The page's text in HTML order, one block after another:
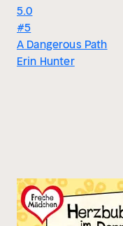
5.0
#5
A Dangerous Path
Erin Hunter